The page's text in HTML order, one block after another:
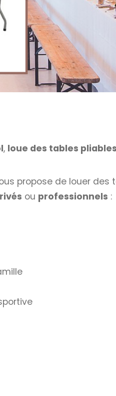
, loue des tables
propose de louer des
ou professionnels :